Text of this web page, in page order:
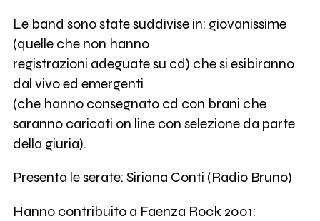
Le band sono state suddivise in: giovanissime
(quelle che non hanno
registrazioni adeguate su cd) che si esibiranno
dal vivo ed emergenti
(che hanno consegnato cd con brani che
saranno caricati on line con selezione da parte
della giuria).
Presenta le serate: Siriana Conti (Radio Bruno)
Hanno contribuito a Faenza Rock 2001: